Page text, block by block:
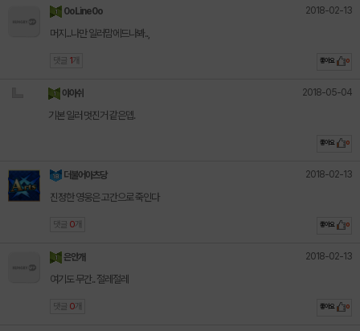
0oLine0o 2018-02-13
머지...나만 일러맘에드나봐..,
댓글 1 개 좋아요 0
야아쉬 2018-05-04
기본 일러 멋진거 같은뎁.
좋아요 0
더불어아츠당 2018-02-13
진정한 영웅은 고간으로 죽인다
댓글 0 개 좋아요 0
은안개 2018-02-13
여기도 무간.. 절레절레
댓글 0 개 좋아요 0